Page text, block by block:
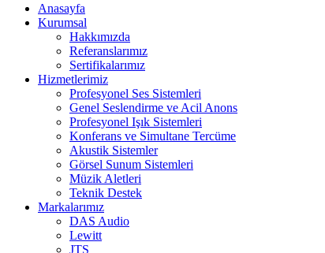
Anasayfa
Kurumsal
Hakkımızda
Referanslarımız
Sertifikalarımız
Hizmetlerimiz
Profesyonel Ses Sistemleri
Genel Seslendirme ve Acil Anons
Profesyonel Işık Sistemleri
Konferans ve Simultane Tercüme
Akustik Sistemler
Görsel Sunum Sistemleri
Müzik Aletleri
Teknik Destek
Markalarımız
DAS Audio
Lewitt
JTS